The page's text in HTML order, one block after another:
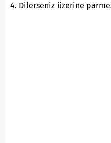
4. Dilerseniz üzerine